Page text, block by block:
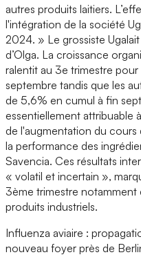
autres produits laitiers.
l'intégration de la société
2024. » Le grossiste
d’Olga. La croissance
ralentit au 3e trimestre
septembre tandis que les
de 5,6% en cumul à fin
essentiellement attribuable
de l'augmentation du cours
la performance des
Savencia. Ces résultats
« volatil et incertain »,
3ème trimestre notamment
produits industriels.
Influenza aviaire :
nouveau foyer près de